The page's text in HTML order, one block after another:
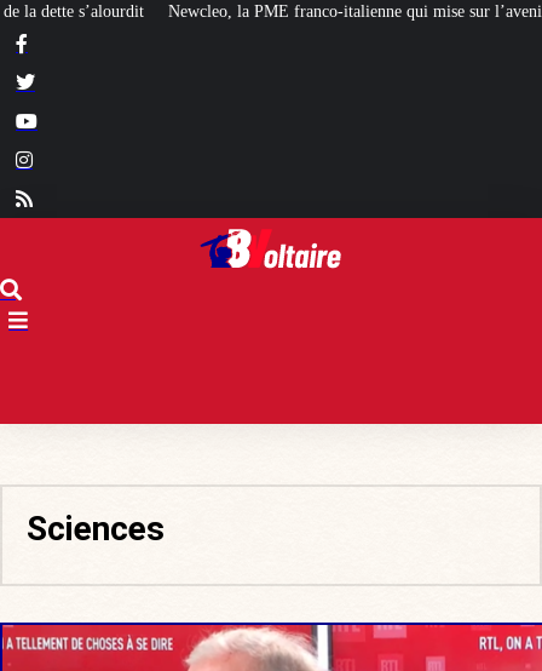
franco-italienne qui mise sur l’avenir du « mini nucléaire » Face aux
Sciences